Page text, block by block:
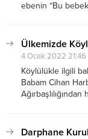
ebenin “Bu
Ülkemizde
4 Ocak 2022 21:46
Köylülükle ilgili
Babam Cihan
Köylülük...
Darphane